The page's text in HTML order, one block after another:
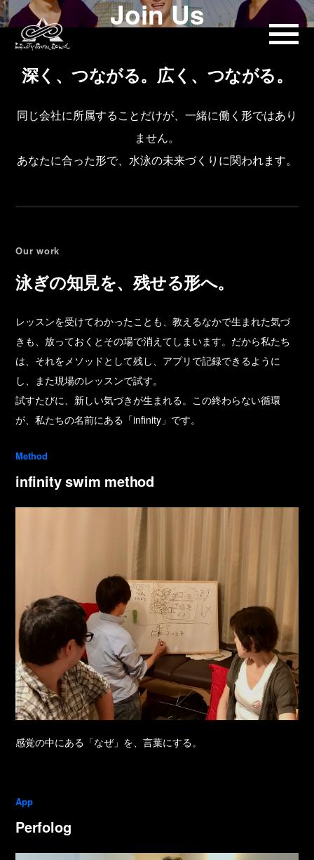
Join Us
深く、つながる。広く、つながる。
同じ会社に所属することだけが、一緒に働く形ではあり
ません。
あなたに合った形で、水泳の未来づくりに関われます。
Our work
泳ぎの知見を、残せる形へ。
レッスンを受けてわかったことも、教えるなかで生まれた気づ
きも、放っておくとその場で消えてしまいます。だから私たち
は、それをメソッドとして残し、アプリで記録できるように
し、また現場のレッスンで試す。
試すたびに、新しい気づきが生まれる。この終わらない循環
が、私たちの名前にある「infinity」です。
Method
infinity swim method
感覚の中にある「なぜ」を、言葉にする。
App
Perfolog